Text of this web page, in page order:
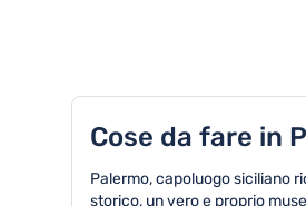
Cose da fare in
Palermo, capoluogo siciliano
storico, un vero e proprio